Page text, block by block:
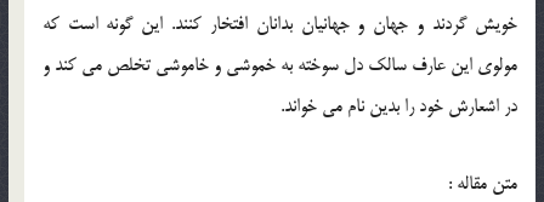
خويش گردند و جهان و جهانيان بدانان افتخار كنند. اين گونه است كه
مولوي اين عارف سالك دل سوخته به خموشي و خاموشي تخلص مي كند و
در اشعارش خود را بدين نام مي خواند.
متن مقاله :